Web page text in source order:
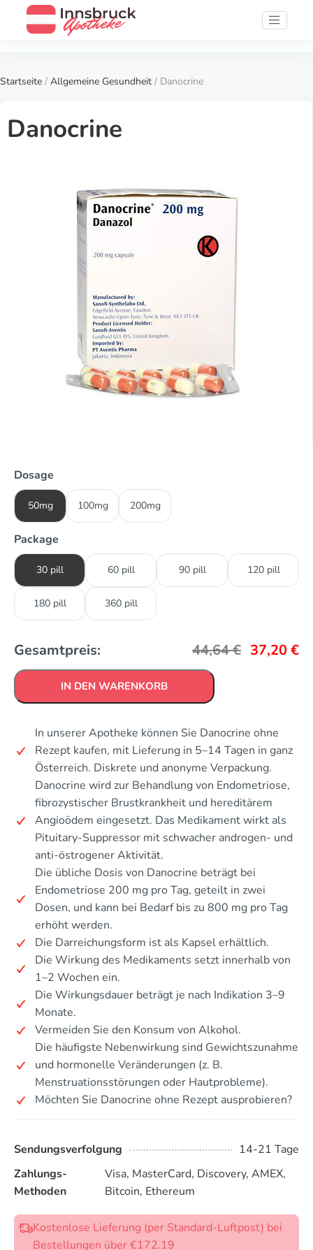
Startseite / Allgemeine Gesundheit / Danocrine
Danocrine
Dosage
50mg 100mg 200mg
Package
30 pill 60 pill 90 pill 120 pill
180 pill 360 pill
Gesamtpreis: 44,64€ 37,20€
IN DEN WARENKORB
In unserer Apotheke können Sie Danocrine ohne
Rezept kaufen, mit Lieferung in 5–14 Tagen in ganz
Österreich. Diskrete und anonyme Verpackung.
Danocrine wird zur Behandlung von Endometriose,
fibrozystischer Brustkrankheit und hereditärem
Angioödem eingesetzt. Das Medikament wirkt als
Pituitary-Suppressor mit schwacher androgen- und
anti-östrogener Aktivität.
Die übliche Dosis von Danocrine beträgt bei
Endometriose 200 mg pro Tag, geteilt in zwei
Dosen, und kann bei Bedarf bis zu 800 mg pro Tag
erhöht werden.
Die Darreichungsform ist als Kapsel erhältlich.
Die Wirkung des Medikaments setzt innerhalb von
1–2 Wochen ein.
Die Wirkungsdauer beträgt je nach Indikation 3–9
Monate.
Vermeiden Sie den Konsum von Alkohol.
Die häufigste Nebenwirkung sind Gewichtszunahme
und hormonelle Veränderungen (z. B.
Menstruationsstörungen oder Hautprobleme).
Möchten Sie Danocrine ohne Rezept ausprobieren?
Sendungsverfolgung
14-21 Tage
Zahlungs-
Methoden
Visa, MasterCard, Discovery, AMEX,
Bitcoin, Ethereum
Kostenlose Lieferung (per Standard-Luftpost) bei
Bestellungen über €172.19